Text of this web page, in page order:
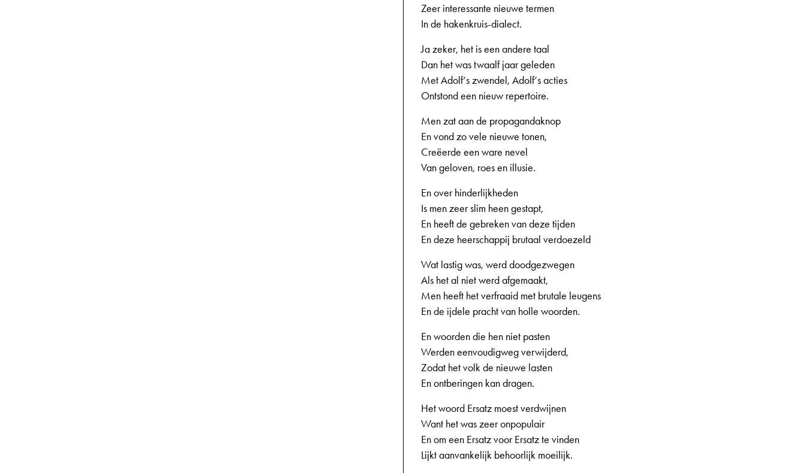
Zeer interessante nieuwe termen
In de hakenkruis-dialect.
Ja zeker, het is een andere taal
Dan het was twaalf jaar geleden
Met Adolf‘s zwendel, Adolf‘s acties
Ontstond een nieuw repertoire.
Men zat aan de propagandaknop
En vond zo vele nieuwe tonen,
Creëerde een ware nevel
Van geloven, roes en illusie.
En over hinderlijkheden
Is men zeer slim heen gestapt,
En heeft de gebreken van deze tijden
En deze heerschappij brutaal verdoezeld
Wat lastig was, werd doodgezwegen
Als het al niet werd afgemaakt,
Men heeft het verfraaid met brutale leugens
En de ijdele pracht van holle woorden.
En woorden die hen niet pasten
Werden eenvoudigweg verwijderd,
Zodat het volk de nieuwe lasten
En ontberingen kan dragen.
Het woord Ersatz moest verdwijnen
Want het was zeer onpopulair
En om een Ersatz voor Ersatz te vinden
Lijkt aanvankelijk behoorlijk moeilijk.